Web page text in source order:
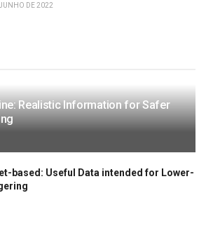
DE 2022
Realistic Information for Safer
based: Useful Data intended for Lower-